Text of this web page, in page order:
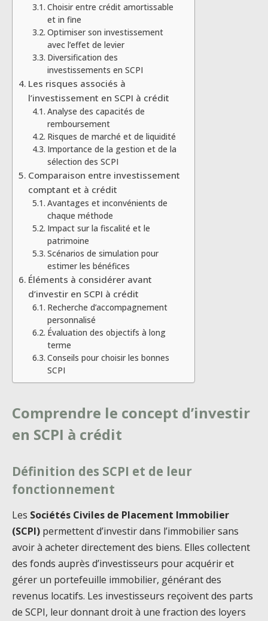
Choisir entre crédit amortissable
et in fine
Optimiser son investissement
avec l’effet de levier
Diversification des
investissements en SCPI
Les risques associés à
l’investissement en SCPI à crédit
Analyse des capacités de
remboursement
Risques de marché et de liquidité
Importance de la gestion et de la
sélection des SCPI
Comparaison entre investissement
comptant et à crédit
Avantages et inconvénients de
chaque méthode
Impact sur la fiscalité et le
patrimoine
Scénarios de simulation pour
estimer les bénéfices
Éléments à considérer avant
d’investir en SCPI à crédit
Recherche d’accompagnement
personnalisé
Évaluation des objectifs à long
terme
Conseils pour choisir les bonnes
SCPI
Comprendre le concept d’investir
en SCPI à crédit
Définition des SCPI et de leur
fonctionnement
Les Sociétés Civiles de Placement Immobilier
(SCPI) permettent d’investir dans l’immobilier sans
avoir à acheter directement des biens. Elles collectent
des fonds auprès d’investisseurs pour acquérir et
gérer un portefeuille immobilier, générant des
revenus locatifs. Les investisseurs reçoivent des parts
de SCPI, leur donnant droit à une fraction des loyers